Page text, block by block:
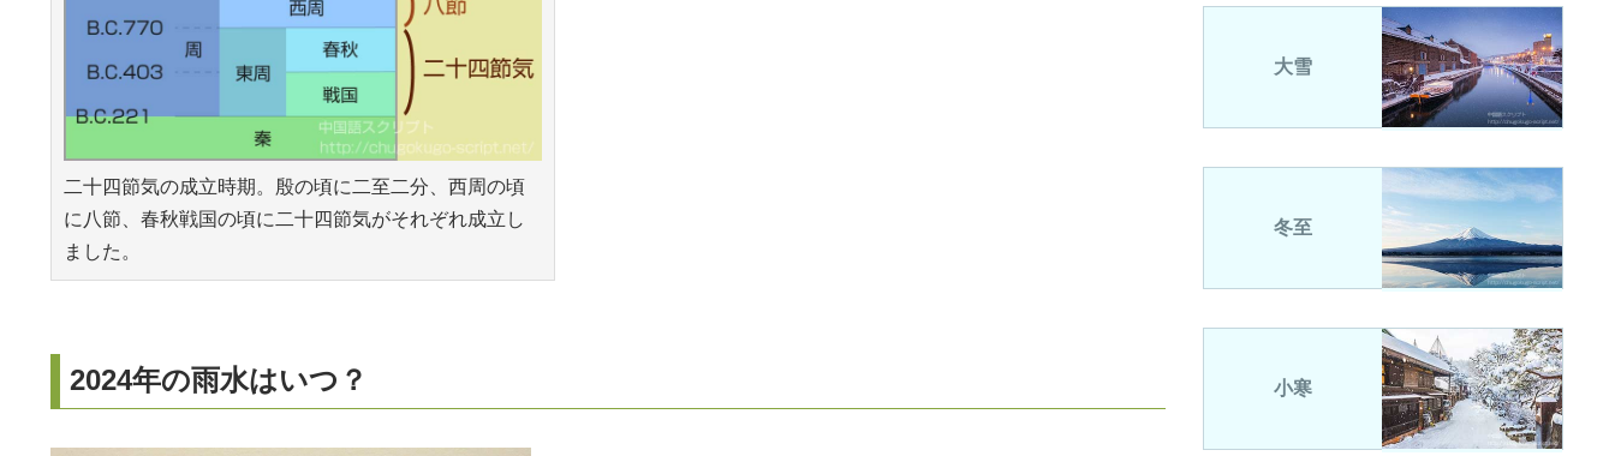
二十四節気の成立時期。殷の頃に二至二分、西周の頃
に八節、春秋戦国の頃に二十四節気がそれぞれ成立し
ました。
2024年の雨水はいつ？
大雪
冬至
小寒